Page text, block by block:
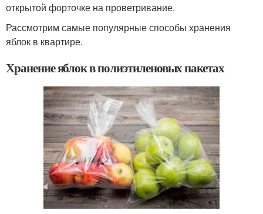
открытой форточке на проветривание.
Рассмотрим самые популярные способы хранения
яблок в квартире.
Хранение яблок в полиэтиленовых пакетах